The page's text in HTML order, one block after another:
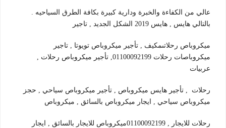
عالي من الكفاءة والخبرة ودارية كبيرة بكافة الطرق السياحيه .
بالتالي هايس , هايس 2019 الشكل الجديد , تاجير
ميكروباص رحلاتىمكيف , تأجير ميكروباص تويوتا , تاجير
ميكروباصات رحلات 01100092199, تأجير ميكروباص رحلات ,
عربيات
رحلات , تأجير هايس ميكروباص , تأجير ميكروباص سياحي , حجز
ميكروباص سياحي , ايجار ميكروباص بالسائق , ميكروباص
رحلات للايجار , 01100092199ميكروباص للايجار بالسائق , ايجار